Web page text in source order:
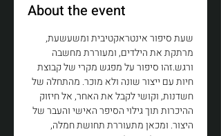
About the event
שעת סיפור אינטראקטיבית ומשעשעת,
מרתקת את הילדים, ומעוררת מחשבה
ורגש.זהו סיפור על מפגש מקרי של קבוצת
חיות עם ייצור שונה ולא מוכר. מהתחלה של
חשדנות, וקושי לקבל את האחר, אל חיזוק
ההיכרות תוך גילוי הסיפר האישי והעבר של
היצור. ומכאן מתעוררת תחושת חמלה,